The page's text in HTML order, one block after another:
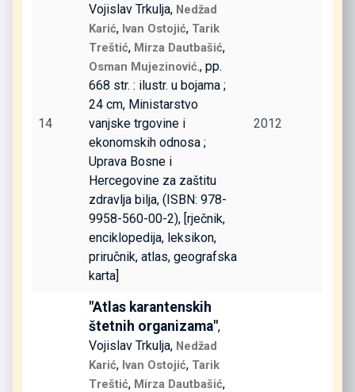
14
Vojislav Trkulja, Nedžad
Karić, Ivan Ostojić, Tarik
Treštić, Mirza Dautbašić,
Osman Mujezinović., pp.
668 str. : ilustr. u bojama ;
24 cm, Ministarstvo
vanjske trgovine i
ekonomskih odnosa ;
Uprava Bosne i
Hercegovine za zaštitu
zdravlja bilja, (ISBN: 978-
9958-560-00-2), [rječnik,
enciklopedija, leksikon,
priručnik, atlas, geografska
karta]
2012
"Atlas karantenskih
štetnih organizama",
Vojislav Trkulja, Nedžad
Karić, Ivan Ostojić, Tarik
Treštić, Mirza Dautbašić,